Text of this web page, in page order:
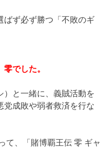
ばず必ず勝つ「不敗のギ
でした。
）と一緒に、義賊活動を
党成敗や弱者救済を行な
て、「賭博覇王伝 零 ギャ